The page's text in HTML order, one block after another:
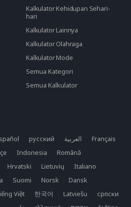
Kalkulator Kehidupan Sehari-
hari
Kalkulator Lainnya
Kalkulator Olahraga
Kalkulator Mode
Semua Kategori
Semua Kalkulator
русский العربية
Français
Indonesia
Română
Hrvatski Lietuvių
Italiano
Suomi Norsk
Dansk
Việt 한국어 Latviešu
српски